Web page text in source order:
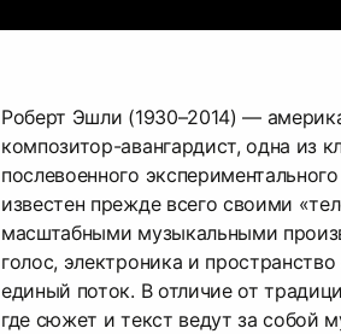
Роберт Эшли (1930–2014) —
композитор-авангардист, одна из
послевоенного
известен прежде всего своими
масштабными музыкальными
голос, электроника и
единый поток. В отличие от
где сюжет и текст ведут за собой